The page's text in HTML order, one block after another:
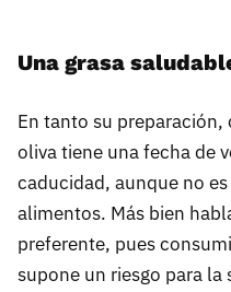
Una grasa
En tanto su
oliva tiene una fecha de
caducidad, aunque no
alimentos. Más bien
preferente, pues
supone un riesgo para